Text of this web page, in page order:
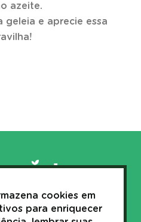
azeite.
geleia e aprecie essa
cookies em
para enriquecer